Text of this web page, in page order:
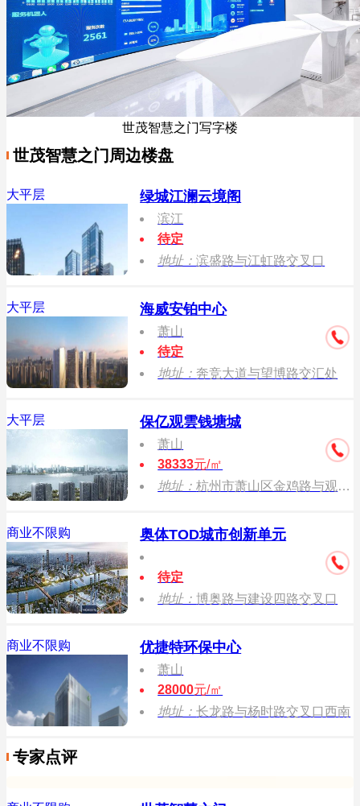
世茂智慧之门写字楼
世茂智慧之门周边楼盘
大平层 绿城江澜云境阁
滨江
待定
地址：滨盛路与江虹路交叉口
大平层 海威安铂中心
萧山
待定
地址：奔竞大道与望博路交汇处
大平层 保亿观雲钱塘城
萧山
38333元/㎡
地址：杭州市萧山区金鸡路与观澜路交叉口
商业不限购 奥体TOD城市创新单元
待定
地址：博奥路与建设四路交叉口
商业不限购 优捷特环保中心
萧山
28000元/㎡
地址：长龙路与杨时路交叉口西南
专家点评